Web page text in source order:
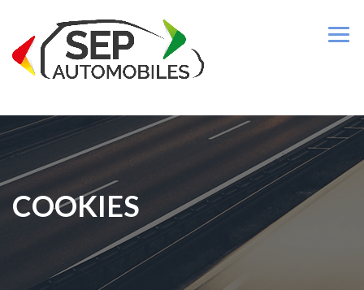
COOKIES